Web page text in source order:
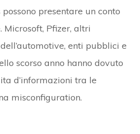
presentare un conto
Microsoft, Pfizer, altri
enti pubblici e
scorso anno hanno dovuto
d’informazioni tra le
misconfiguration.